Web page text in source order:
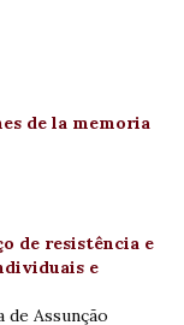
de la memoria
de resistência e
e
Assunção